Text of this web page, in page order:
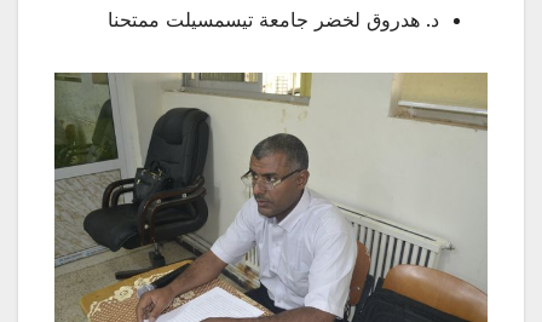
د. هدروق لخضر جامعة تيسمسيلت ممتحنا